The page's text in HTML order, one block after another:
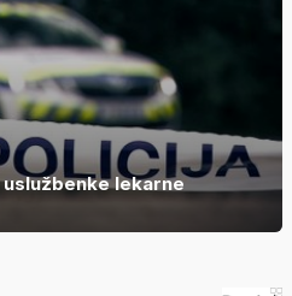
lekarne